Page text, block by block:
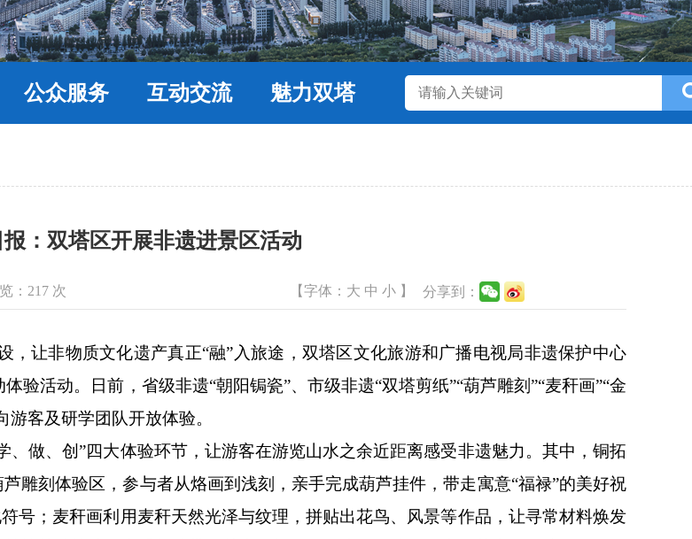
公众服务 互动交流 魅力双塔
：双塔区开展非遗进景区活动
： 217 次 【字体： 大 中 小 】 分享到：
让非物质文化遗产真正“融”入旅途，双塔区文化旅游和广播电视局非遗保护中心
验活动。日前，省级非遗“朝阳锔瓷”、市级非遗“双塔剪纸”“葫芦雕刻”“麦秆画”“金
客及研学团队开放体验。
做、创”四大体验环节，让游客在游览山水之余近距离感受非遗魅力。其中，铜拓
雕刻体验区，参与者从烙画到浅刻，亲手完成葫芦挂件，带走寓意“福禄”的美好祝
号；麦秆画利用麦秆天然光泽与纹理，拼贴出花鸟、风景等作品，让寻常材料焕发